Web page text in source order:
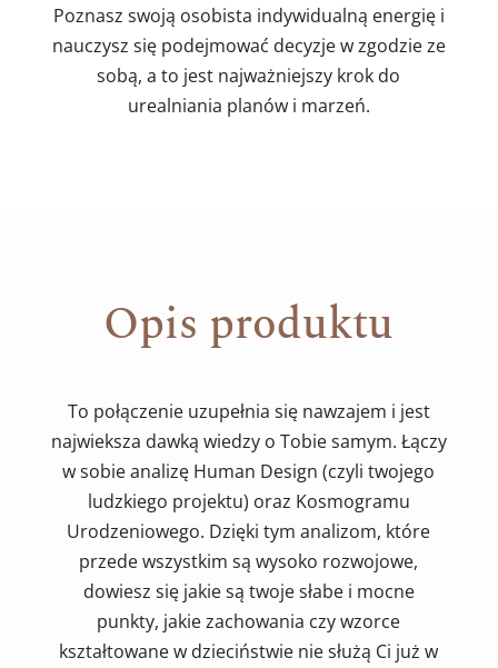
Poznasz swoją osobista indywidualną energię i
nauczysz się podejmować decyzje w zgodzie ze
sobą, a to jest najważniejszy krok do
urealniania planów i marzeń.
Opis produktu
To połączenie uzupełnia się nawzajem i jest
najwieksza dawką wiedzy o Tobie samym. Łączy
w sobie analizę Human Design (czyli twojego
ludzkiego projektu) oraz Kosmogramu
Urodzeniowego. Dzięki tym analizom, które
przede wszystkim są wysoko rozwojowe,
dowiesz się jakie są twoje słabe i mocne
punkty, jakie zachowania czy wzorce
kształtowane w dzieciństwie nie służą Ci już w